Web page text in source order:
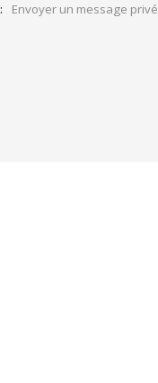
Envoyer un message privé